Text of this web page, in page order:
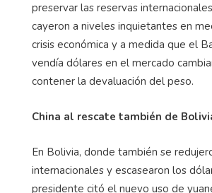
preservar las reservas
cayeron a niveles inquietantes en
crisis económica y a medida que el
vendía dólares en el mercado
contener la devaluación del peso.
China al rescate también de
En Bolivia, donde también se
internacionales y escasearon los
presidente citó el nuevo uso de